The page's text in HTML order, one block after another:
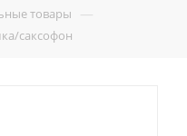
товары —
саксофон